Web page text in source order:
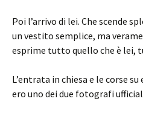
Poi l’arrivo di lei. Che scende
un vestito semplice, ma
esprime tutto quello che è lei,
L’entrata in chiesa e le corse
ero uno dei due fotografi